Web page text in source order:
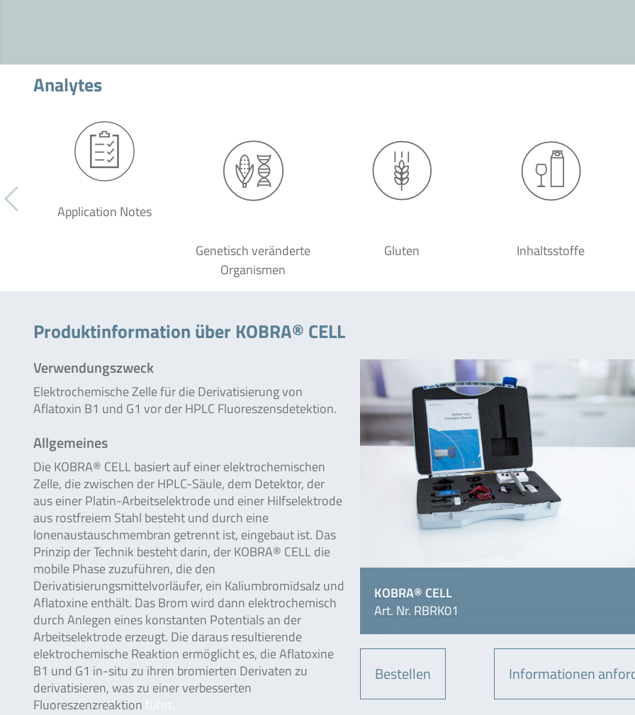
Analytes
Application Notes
Genetisch veränderte
Organismen
Gluten Inhaltsstoffe
Produktinformation über KOBRA® CELL
KOBRA® CELL
Art. Nr. RBRK01
Bestellen Informationen
Verwendungszweck
Elektrochemische Zelle für die Derivatisierung von
Aflatoxin B1 und G1 vor der HPLC Fluoreszensdetektion.
Allgemeines
Die KOBRA® CELL basiert auf einer elektrochemischen
Zelle, die zwischen der HPLC-Säule, dem Detektor, der
aus einer Platin-Arbeitselektrode und einer Hilfselektrode
aus rostfreiem Stahl besteht und durch eine
Ionenaustauschmembran getrennt ist, eingebaut ist. Das
Prinzip der Technik besteht darin, der KOBRA® CELL die
mobile Phase zuzuführen, die den
Derivatisierungsmittelvorläufer, ein Kaliumbromidsalz und
Aflatoxine enthält. Das Brom wird dann elektrochemisch
durch Anlegen eines konstanten Potentials an der
Arbeitselektrode erzeugt. Die daraus resultierende
elektrochemische Reaktion ermöglicht es, die Aflatoxine
B1 und G1 in-situ zu ihren bromierten Derivaten zu
derivatisieren, was zu einer verbesserten
Fluoreszenzreaktion